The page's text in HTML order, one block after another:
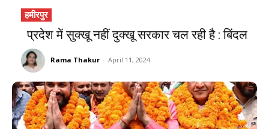
हमीरपुर
प्रदेश में सुक्खू नहीं दुक्खू सरकार चल रही है : बिंदल
Rama Thakur - April 11, 2024